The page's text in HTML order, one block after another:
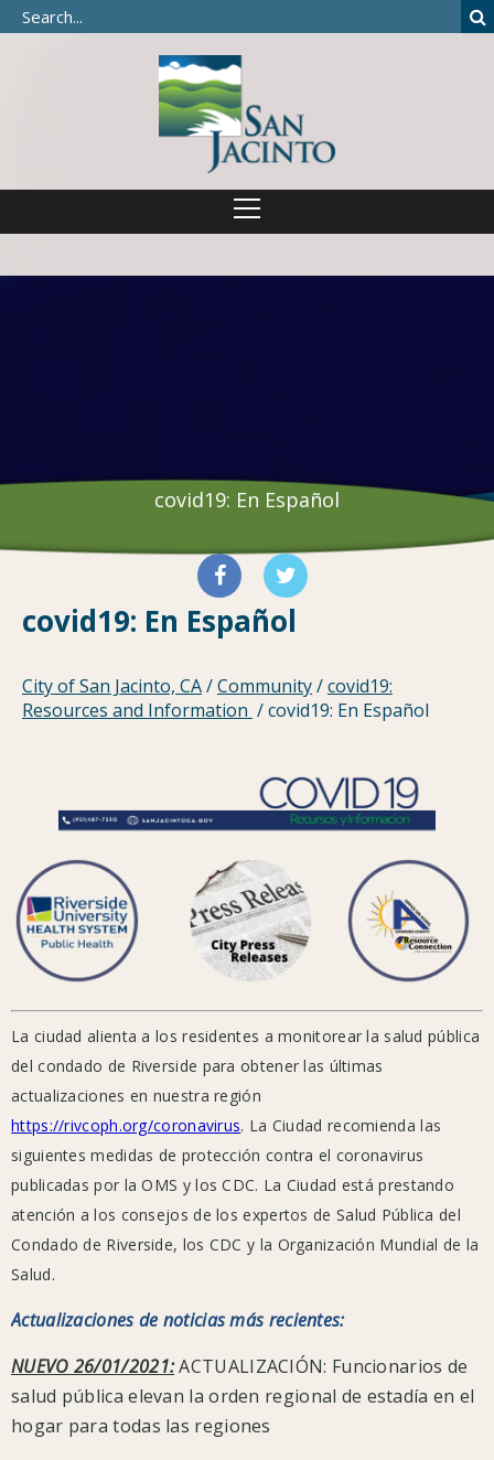
covid19: En Español
covid19: En Español
City of San Jacinto, CA/Community/covid19:
Resources and Information /covid19: En Español
La ciudad alienta a los residentes a monitorear la salud pública
del condado de Riverside para obtener las últimas
actualizaciones en nuestra región
https://rivcoph.org/coronavirus. La Ciudad recomienda las
siguientes medidas de protección contra el coronavirus
publicadas por la OMS y los CDC. La Ciudad está prestando
atención a los consejos de los expertos de Salud Pública del
Condado de Riverside, los CDC y la Organización Mundial de la
Salud.
Actualizaciones de noticias más recientes:
NUEVO 26/01/2021:ACTUALIZACIÓN: Funcionarios de
salud pública elevan la orden regional de estadía en el
hogar para todas las regiones
e
información
El
19
"o
el"
coronavirus
generando
preocupación
a
nivel
mundial
y
dentro
de
locales.
La
Ciudad
alienta
Información
sobre